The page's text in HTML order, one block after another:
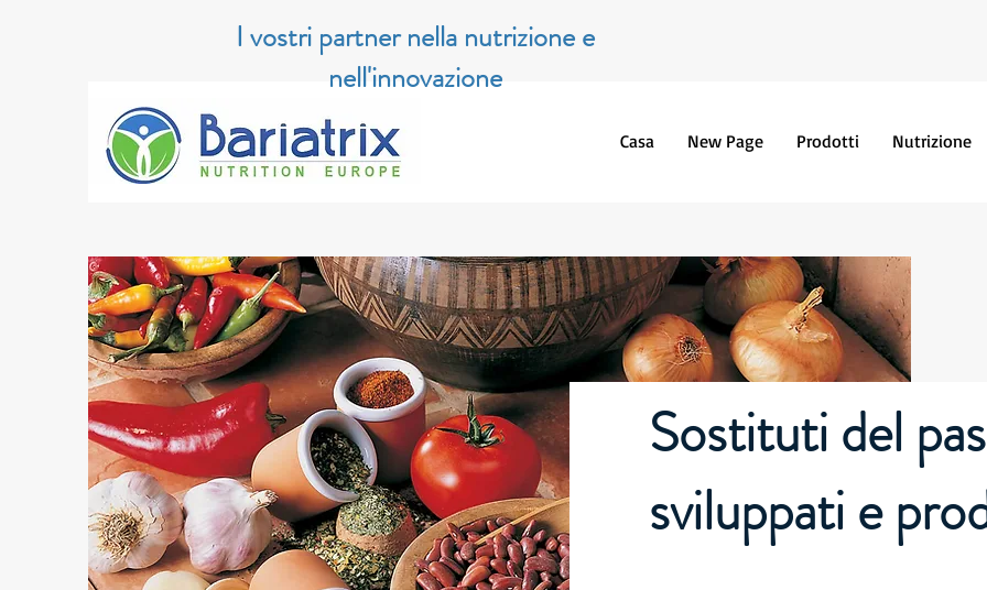
Casa New Page Prodotti Nutrizione
I vostri partner nella nutrizione e
nell'innovazione
Sostituti del
sviluppati e